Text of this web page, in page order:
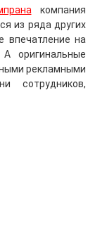
компания
из ряда других
впечатление на
оригинальные
рекламными
сотрудников,